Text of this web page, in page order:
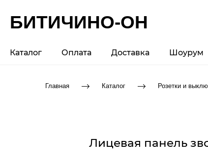
БИТИЧИНО-ОН
Каталог Оплата Доставка Шоурум
Главная Каталог Розетки и
Лицевая панель